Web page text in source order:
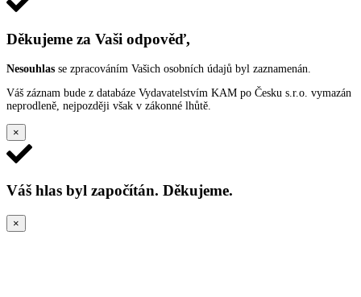
Děkujeme za Vaši odpověď,
Nesouhlas se zpracováním Vašich osobních údajů byl zaznamenán.
Váš záznam bude z databáze Vydavatelstvím KAM po Česku s.r.o. vymazán
neprodleně, nejpozději však v zákonné lhůtě.
×
Váš hlas byl započítán. Děkujeme.
×